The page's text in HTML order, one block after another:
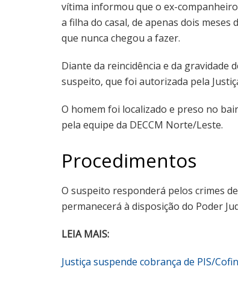
vítima informou que o ex-
a filha do casal, de apenas dois
que nunca chegou a fazer.
Diante da reincidência e da gravidade
suspeito, que foi autorizada pela
O homem foi localizado e preso no
pela equipe da DECCM Norte/Leste.
Procedimentos
O suspeito responderá pelos crimes
permanecerá à disposição do Poder
LEIA MAIS:
Justiça suspende cobrança de PIS/